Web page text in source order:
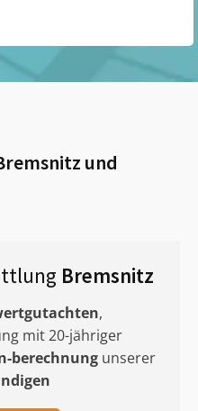
und
Bremsnitz
,
mit 20-jähriger
berechnung unserer